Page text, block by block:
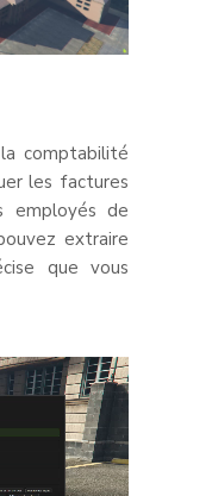
comptabilité
les factures
employés de
extraire
que vous